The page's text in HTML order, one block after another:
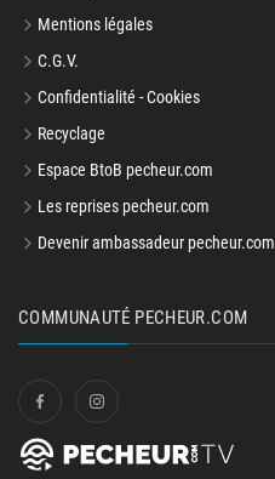
Mentions légales
C.G.V.
Confidentialité - Cookies
Recyclage
Espace BtoB pecheur.com
Les reprises pecheur.com
Devenir ambassadeur pecheur.com
COMMUNAUTÉ PECHEUR.COM